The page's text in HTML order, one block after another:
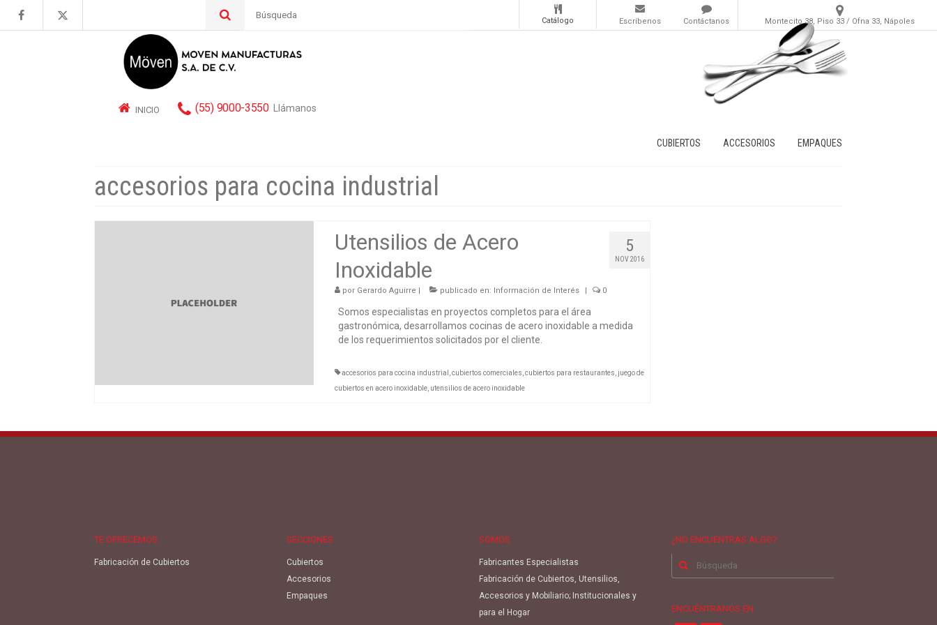
por:
Montecito 38, Piso 33 / Ofna 33, Nápoles
Contáctanos
Escríbenos
Catálogo
INICIO (55) 9000-3550 Llámanos
CUBIERTOS ACCESORIOS EMPAQUES
accesorios para cocina industrial
5
NOV 2016
Utensilios de Acero
Inoxidable
por Gerardo Aguirre | publicado en: Información de Interés | 0
Somos especialistas en proyectos completos para el área
gastronómica, desarrollamos cocinas de acero inoxidable a medida
de los requerimientos solicitados por el cliente.
accesorios para cocina industrial ,cubiertos comerciales ,cubiertos para restaurantes ,juego de
cubiertos en acero inoxidable utensilios de acero inoxidable
TE OFRECEMOS
Fabricación de Cubiertos
SECCIONES
Cubiertos
Accesorios
Empaques
SOMOS
Fabricantes Especialistas
Fabricación de Cubiertos, Utensilios,
Accesorios y Mobiliario; Institucionales y
para el Hogar
¿NO ENCUENTRAS ALGO?
Buscar
por:
ENCUÉNTRANOS EN